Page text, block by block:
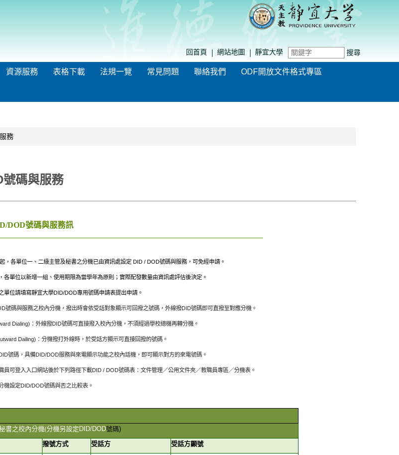
回首頁 網站地圖 靜宜大學 搜尋
資源服務 表格下載 法規一覽 常見問題 聯絡我們 ODF開放文件格式專區
務
號碼與服務
DOD號碼與服務訊
，各單位一、二級主管及秘書之分機已由資訊處設定 DID / DOD號碼與服務，可免經申請。
各單位以新增一組、使用期限為當學年為原則；實際配發數量由資訊處評估後決定。
單位請填寫靜宜大學DID/DOD專用號碼申請表提出申請 。
號碼與服務之校內分機，撥出時會依受話對象顯示可回撥之號碼，外線撥DID號碼即可直撥至對應分機。
Dialing)：外線撥DID號碼可直接撥入校內分機，不須經過學校總機再轉分機。
Dailing)：分機撥打外線時，於受話方顯示可直接回撥的號碼。
號碼，具備DID/DOD服務與來電顯示功能之校內話機，即可顯示對方的來電號碼。
員可登入入口網站後於下列路徑下載DID / DOD號碼表：文件管理／公用文件夾／教職員專區／分機表。
機設定DID/DOD號碼與否之比較表 。
書之校內分機(分機另設定DID/DOD號碼)
撥號方式 受話方 受話方顯號